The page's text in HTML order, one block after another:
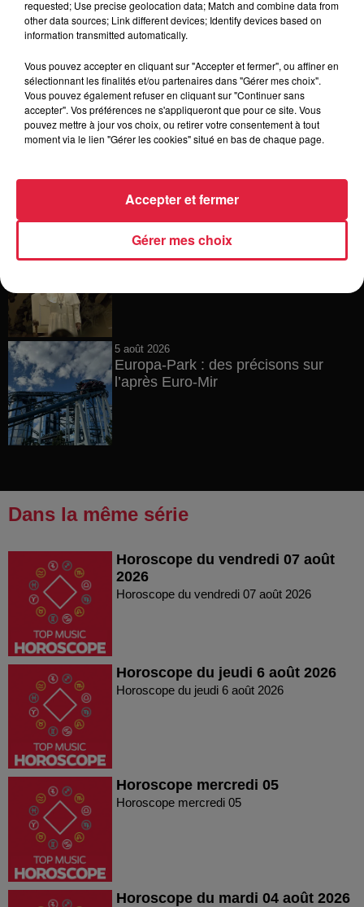
6 août 2026
Tags antisémites à Strasbourg :
6 août 2026
Au zoo de Mulhouse : rencontre
6 août 2026
Les dernières infos sur la venue du
5 août 2026
Europa-Park : des précisons sur
l’après Euro-Mir
Dans la même série
Horoscope du vendredi 07 août
2026
Horoscope du vendredi 07 août 2026
Horoscope du jeudi 6 août 2026
Horoscope du jeudi 6 août 2026
Horoscope mercredi 05
Horoscope mercredi 05
Horoscope du mardi 04 août 2026
requested; Use precise geolocation data; Match and combine data from
other data sources; Link different devices; Identify devices based on
information transmitted automatically.
Vous pouvez accepter en cliquant sur "Accepter et fermer", ou affiner en
sélectionnant les finalités et/ou partenaires dans "Gérer mes choix".
Vous pouvez également refuser en cliquant sur "Continuer sans
accepter". Vos préférences ne s'appliqueront que pour ce site. Vous
pouvez mettre à jour vos choix, ou retirer votre consentement à tout
moment via le lien "Gérer les cookies" situé en bas de chaque page.
Gérer mes choix
Accepter et fermer